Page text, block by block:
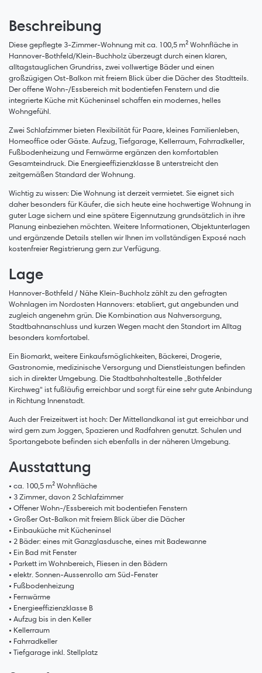
Beschreibung
Diese gepflegte 3-Zimmer-Wohnung mit ca. 100,5 m² Wohnfläche in
Hannover-Bothfeld/Klein-Buchholz überzeugt durch einen klaren,
alltagstauglichen Grundriss, zwei vollwertige Bäder und einen
großzügigen Ost-Balkon mit freiem Blick über die Dächer des Stadtteils.
Der offene Wohn-/Essbereich mit bodentiefen Fenstern und die
integrierte Küche mit Kücheninsel schaffen ein modernes, helles
Wohngefühl.
Zwei Schlafzimmer bieten Flexibilität für Paare, kleines Familienleben,
Homeoffice oder Gäste. Aufzug, Tiefgarage, Kellerraum, Fahrradkeller,
Fußbodenheizung und Fernwärme ergänzen den komfortablen
Gesamteindruck. Die Energieeffizienzklasse B unterstreicht den
zeitgemäßen Standard der Wohnung.
Wichtig zu wissen: Die Wohnung ist derzeit vermietet. Sie eignet sich
daher besonders für Käufer, die sich heute eine hochwertige Wohnung in
guter Lage sichern und eine spätere Eigennutzung grundsätzlich in ihre
Planung einbeziehen möchten. Weitere Informationen, Objektunterlagen
und ergänzende Details stellen wir Ihnen im vollständigen Exposé nach
kostenfreier Registrierung gern zur Verfügung.
Lage
Hannover-Bothfeld / Nähe Klein-Buchholz zählt zu den gefragten
Wohnlagen im Nordosten Hannovers: etabliert, gut angebunden und
zugleich angenehm grün. Die Kombination aus Nahversorgung,
Stadtbahnanschluss und kurzen Wegen macht den Standort im Alltag
besonders komfortabel.
Ein Biomarkt, weitere Einkaufsmöglichkeiten, Bäckerei, Drogerie,
Gastronomie, medizinische Versorgung und Dienstleistungen befinden
sich in direkter Umgebung. Die Stadtbahnhaltestelle „Bothfelder
Kirchweg“ ist fußläufig erreichbar und sorgt für eine sehr gute Anbindung
in Richtung Innenstadt.
Auch der Freizeitwert ist hoch: Der Mittellandkanal ist gut erreichbar und
wird gern zum Joggen, Spazieren und Radfahren genutzt. Schulen und
Sportangebote befinden sich ebenfalls in der näheren Umgebung.
Ausstattung
• ca. 100,5 m² Wohnfläche
• 3 Zimmer, davon 2 Schlafzimmer
• Offener Wohn-/Essbereich mit bodentiefen Fenstern
• Großer Ost-Balkon mit freiem Blick über die Dächer
• Einbauküche mit Kücheninsel
• 2 Bäder: eines mit Ganzglasdusche, eines mit Badewanne
• Ein Bad mit Fenster
• Parkett im Wohnbereich, Fliesen in den Bädern
• elektr. Sonnen-Aussenrollo am Süd-Fenster
• Fußbodenheizung
• Fernwärme
• Energieeffizienzklasse B
• Aufzug bis in den Keller
• Kellerraum
• Fahrradkeller
• Tiefgarage inkl. Stellplatz